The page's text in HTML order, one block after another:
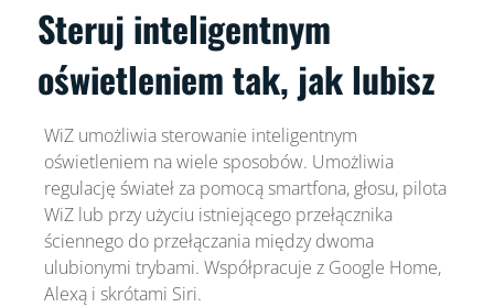
Steruj inteligentnym
oświetleniem tak, jak lubisz
WiZ umożliwia sterowanie inteligentnym
oświetleniem na wiele sposobów. Umożliwia
regulację świateł za pomocą smartfona, głosu, pilota
WiZ lub przy użyciu istniejącego przełącznika
ściennego do przełączania między dwoma
ulubionymi trybami. Współpracuje z Google Home,
Alexą i skrótami Siri.